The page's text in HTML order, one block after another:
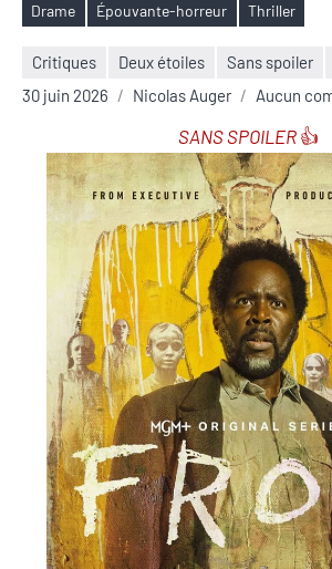
Étiquettes
Drame Épouvante-horreur Thriller
Critiques Deux étoiles Sans spoiler
30 juin 2026
Nicolas Auger Aucun